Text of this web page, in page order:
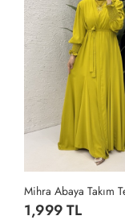
1,999 TL